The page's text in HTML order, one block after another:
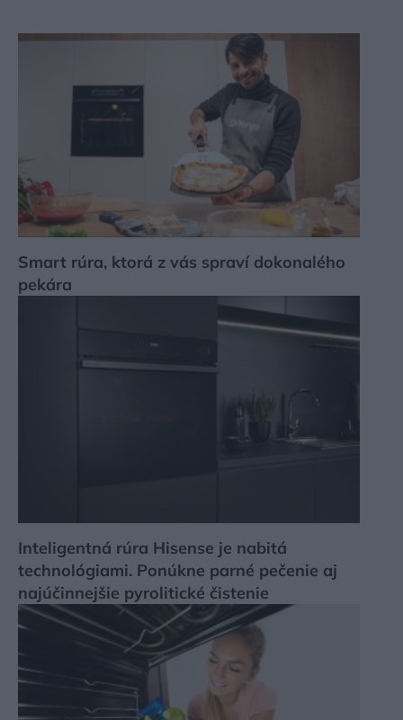
Smart rúra, ktorá z vás spraví dokonalého
pekára
Inteligentná rúra Hisense je nabitá
technológiami. Ponúkne parné pečenie aj
najúčinnejšie pyrolitické čistenie